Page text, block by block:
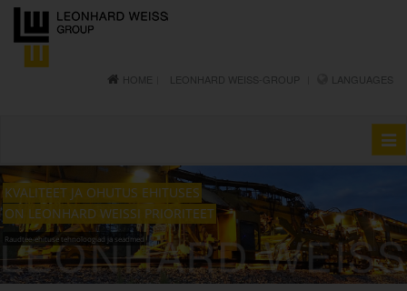
HOME LEONHARD WEISS-GROUP LANGUAGES
KVALITEET JA OHUTUS EHITUSES
ON LEONHARD WEISSI PRIORITEET
Raudtee-ehituse tehnoloogiad ja seadmed